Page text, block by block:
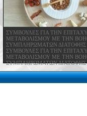
ΣΥΜΒΟΥΛΕΣ ΓΙΑ ΤΗΝ
ΜΕΤΑΒΟΛΙΣΜΟΥ ΜΕ ΤΗΝ
ΣΥΜΠΛΗΡΩΜΑΤΩΝ ΔΙΑΤΟΦΗΣ
ΣΥΜΒΟΥΛΕΣ ΓΙΑ ΤΗΝ
ΜΕΤΑΒΟΛΙΣΜΟΥ ΜΕ ΤΗΝ
ΣΥΜΠΛΗΡΩΜΑΤΩΝ ΔΙΑΤΟΦΗΣ